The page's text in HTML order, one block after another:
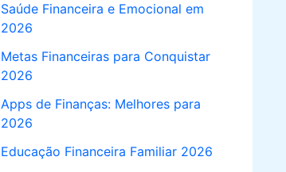
Saúde Financeira e Emocional em
2026
Metas Financeiras para Conquistar
2026
Apps de Finanças: Melhores para
2026
Educação Financeira Familiar 2026